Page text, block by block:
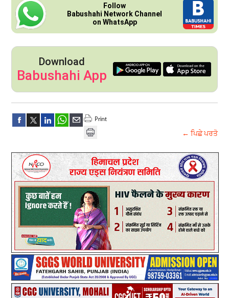
Follow
Babushahi Network Channel
on WhatsApp
Download
Babushahi App
← ਪਿਛੇ ਪਰਤੋ